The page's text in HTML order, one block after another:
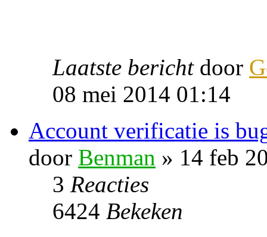
Laatste bericht door
08 mei 2014 01:14
Account verificatie is
door Benman » 14 feb
3 Reacties
6424 Bekeken